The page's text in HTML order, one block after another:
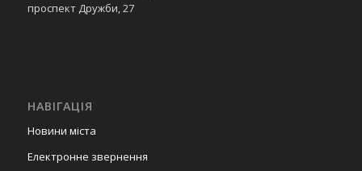
проспект Дружби, 27
НАВІГАЦІЯ
Новини міста
Електронне звернення